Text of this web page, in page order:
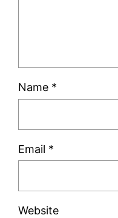
Name *
Email *
Website